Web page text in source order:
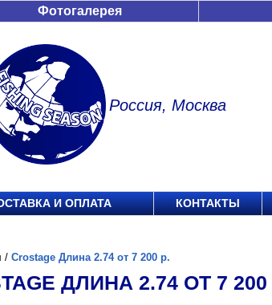
Фотогалерея
Россия, Москва
И ОПЛАТА КОНТАКТЫ
/ Crostage Длина 2.74 от 7 200 р.
ДЛИНА 2.74 ОТ 7 200